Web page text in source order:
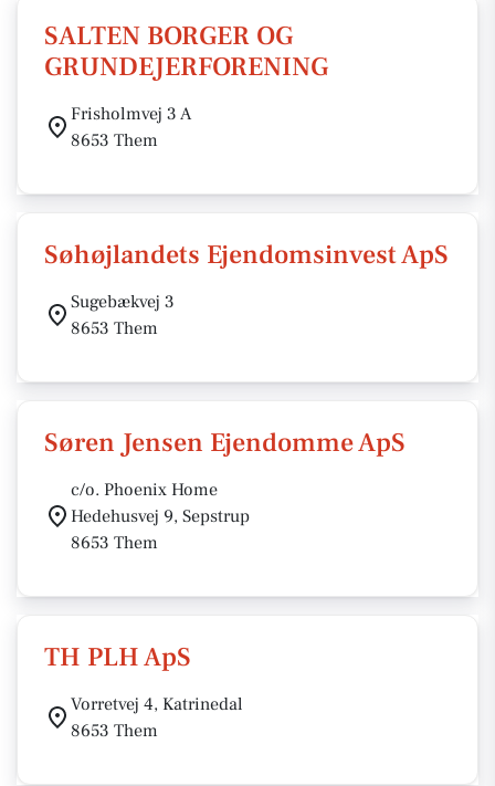
SALTEN BORGER OG
GRUNDEJERFORENING
Frisholmvej 3 A
8653 Them
Søhøjlandets Ejendomsinvest ApS
Sugebækvej 3
8653 Them
Søren Jensen Ejendomme ApS
c/o. Phoenix Home
Hedehusvej 9, Sepstrup
8653 Them
TH PLH ApS
Vorretvej 4, Katrinedal
8653 Them